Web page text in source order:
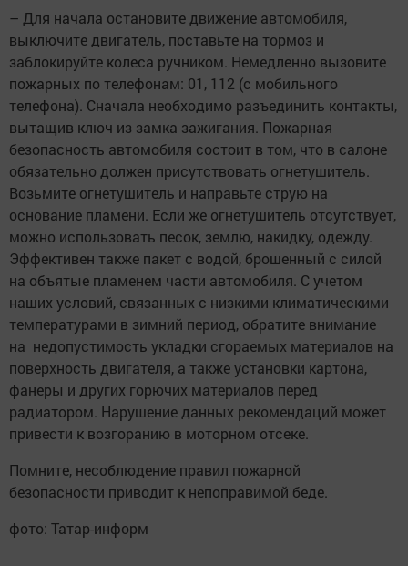
– Для начала остановите движение автомобиля,
выключите двигатель, поставьте на тормоз и
заблокируйте колеса ручником. Немедленно вызовите
пожарных по телефонам: 01, 112 (с мобильного
телефона). Сначала необходимо разъединить контакты,
вытащив ключ из замка зажигания. Пожарная
безопасность автомобиля состоит в том, что в салоне
обязательно должен присутствовать огнетушитель.
Возьмите огнетушитель и направьте струю на
основание пламени. Если же огнетушитель отсутствует,
можно использовать песок, землю, накидку, одежду.
Эффективен также пакет с водой, брошенный с силой
на объятые пламенем части автомобиля. С учетом
наших условий, связанных с низкими климатическими
температурами в зимний период, обратите внимание
на недопустимость укладки сгораемых материалов на
поверхность двигателя, а также установки картона,
фанеры и других горючих материалов перед
радиатором. Нарушение данных рекомендаций может
привести к возгоранию в моторном отсеке.
Помните, несоблюдение правил пожарной
безопасности приводит к непоправимой беде.
фото: Татар-информ